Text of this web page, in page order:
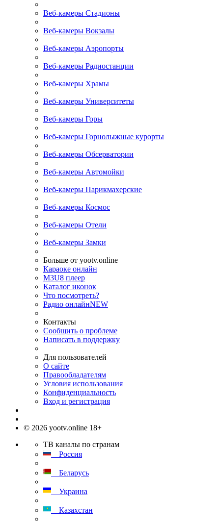
Веб-камеры Стадионы
Веб-камеры Вокзалы
Веб-камеры Аэропорты
Веб-камеры Радиостанции
Веб-камеры Храмы
Веб-камеры Университеты
Веб-камеры Горы
Веб-камеры Горнолыжные курорты
Веб-камеры Обсерватории
Веб-камеры Автомойки
Веб-камеры Парикмахерские
Веб-камеры Космос
Веб-камеры Отели
Веб-камеры Замки
Больше от yootv.online
Караоке онлайн
M3U8 плеер
Каталог иконок
Что посмотреть?
Радио онлайнNEW
Контакты
Сообщить о проблеме
Написать в поддержку
Для пользователей
О сайте
Правообладателям
Условия использования
Конфиденциальность
Вход и регистрация
© 2026 yootv.online 18+
ТВ каналы по странам
Россия
Беларусь
Украина
Казахстан